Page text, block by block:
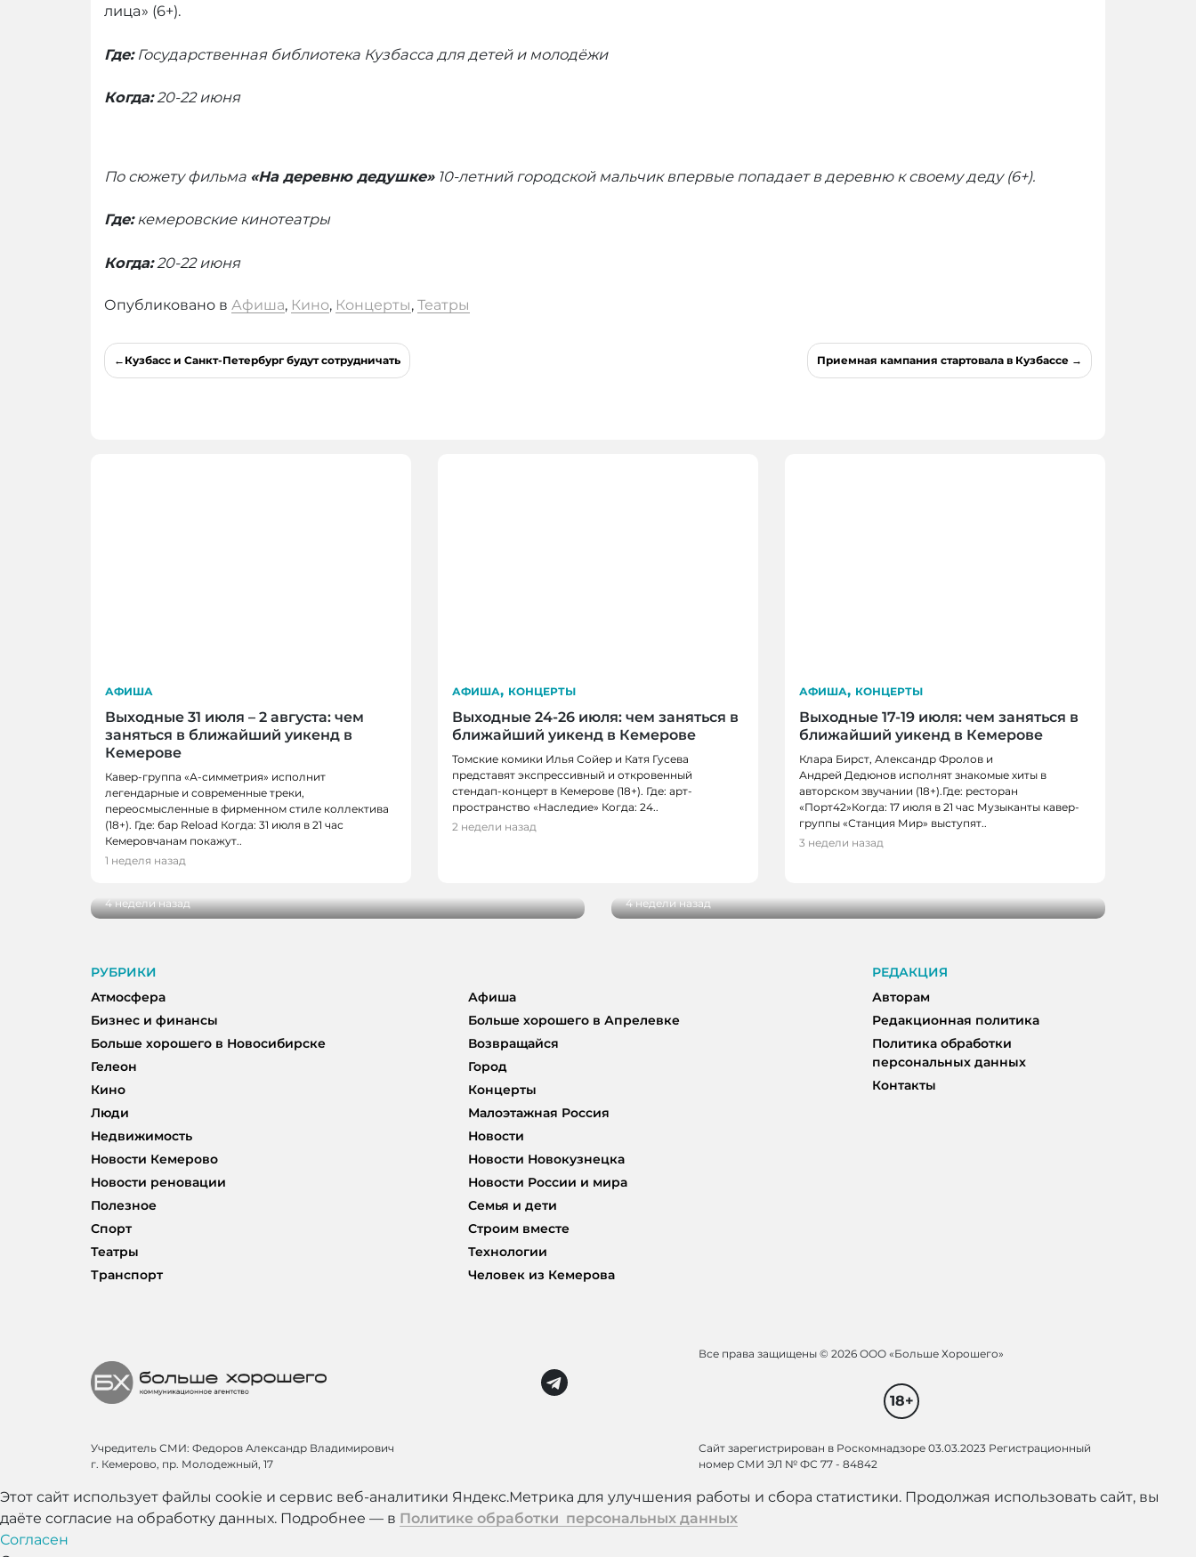
лица» (6+).
Где:Государственная библиотека Кузбасса для детей и молодёжи
Когда:20-22 июня
По сюжету фильма «На деревню дедушке»10-летний городской мальчик впервые попадает в деревню к своему деду (6+).
Где:кемеровские кинотеатры
Когда:20-22 июня
Опубликовано в Афиша, Кино, Концерты, Театры
Навигация
по
Кузбасс и Санкт-Петербург будут сотрудничать Приемная кампания стартовала в Кузбассе
АФИША
Выходные 31 июля – 2 августа: чем
заняться в ближайший уикенд в
Кемерове
Кавер-группа «А-симметрия» исполнит
легендарные и современные треки,
переосмысленные в фирменном стиле коллектива
(18+). Где: бар Reload Когда: 31 июля в 21 час
Кемеровчанам покажут..
1 неделя назад
АФИША, КОНЦЕРТЫ
Выходные 24-26 июля: чем заняться в
ближайший уикенд в Кемерове
Томские комики Илья Сойер и Катя Гусева
представят экспрессивный и откровенный
стендап-концерт в Кемерове (18+). Где: арт-
пространство «Наследие» Когда: 24..
2 недели назад
АФИША, КОНЦЕРТЫ
Выходные 17-19 июля: чем заняться в
ближайший уикенд в Кемерове
Клара Бирст, Александр Фролов и
Андрей Дедюнов исполнят знакомые хиты в
авторском звучании (18+).Где: ресторан
«Порт42»Когда: 17 июля в 21 час Музыканты кавер-
группы «Станция Мир» выступят..
3 недели назад
АФИША
В Кемерове 24 июля откроется выставка «Дорога шириною
4 недели назад 4 недели назад
РУБРИКИ
Атмосфера
Афиша
Бизнес и финансы
Больше хорошего в Апрелевке
Больше хорошего в Новосибирске
Возвращайся
Гелеон
Город
Кино
Концерты
Люди
Малоэтажная Россия
Недвижимость
Новости
Новости Кемерово
Новости Новокузнецка
Новости реновации
Новости России и мира
Полезное
Семья и дети
Спорт
Строим вместе
Театры
Технологии
Транспорт
Человек из Кемерова
РЕДАКЦИЯ
Авторам
Редакционная политика
Политика обработки
персональных данных
Контакты
Все права защищены © 2026 ООО «Больше Хорошего»
18+
Учредитель СМИ: Федоров Александр Владимирович
г. Кемерово, пр. Молодежный, 17
Сайт зарегистрирован в Роскомнадзоре 03.03.2023 Регистрационный
номер СМИ ЭЛ № ФС 77 - 84842
Этот сайт использует файлы cookie и сервис веб-аналитики Яндекс.Метрика для улучшения работы и сбора статистики. Продолжая использовать сайт, вы
даёте согласие на обработку данных. Подробнее — в Политике обработки персональных данных
Согласен